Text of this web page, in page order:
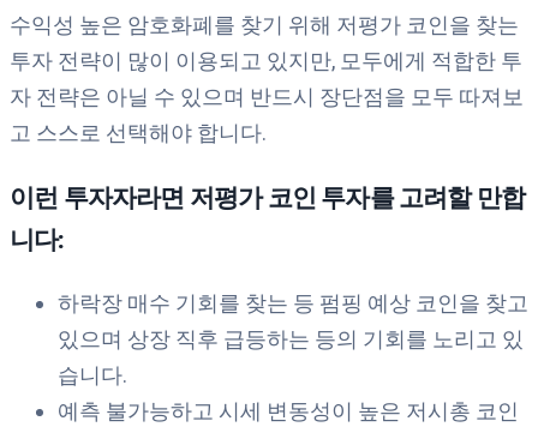
수익성 높은 암호화폐를 찾기 위해 저평가 코인을 찾는
투자 전략이 많이 이용되고 있지만, 모두에게 적합한 투
자 전략은 아닐 수 있으며 반드시 장단점을 모두 따져보
고 스스로 선택해야 합니다.
이런 투자자라면 저평가 코인 투자를 고려할 만합
니다:
하락장 매수 기회를 찾는 등 펌핑 예상 코인을 찾고
있으며 상장 직후 급등하는 등의 기회를 노리고 있
습니다.
예측 불가능하고 시세 변동성이 높은 저시총 코인